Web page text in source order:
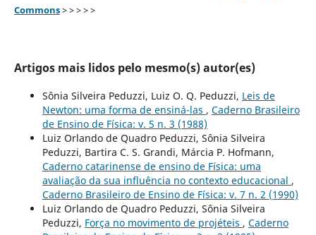
Commons> > > > >
Artigos mais lidos pelo mesmo(s) autor(es)
Sônia Silveira Peduzzi, Luiz O. Q. Peduzzi, Leis de
Newton: uma forma de ensiná-las , Caderno Brasileiro
de Ensino de Física: v. 5 n. 3 (1988)
Luiz Orlando de Quadro Peduzzi, Sônia Silveira
Peduzzi, Bartira C. S. Grandi, Márcia P. Hofmann,
Caderno catarinense de ensino de Física: uma
avaliação da sua influência no contexto educacional ,
Caderno Brasileiro de Ensino de Física: v. 7 n. 2 (1990)
Luiz Orlando de Quadro Peduzzi, Sônia Silveira
Peduzzi, Força no movimento de projéteis , Caderno